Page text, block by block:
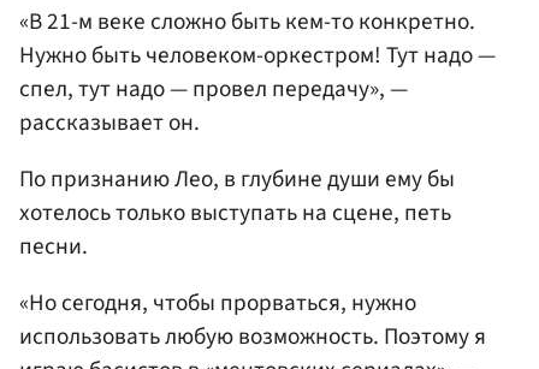
«В 21-м веке сложно быть кем-то конкретно.
Нужно быть человеком-оркестром! Тут надо —
спел, тут надо — провел передачу», —
рассказывает он.
По признанию Лео, в глубине души ему бы
хотелось только выступать на сцене, петь
песни.
«Но сегодня, чтобы прорваться, нужно
использовать любую возможность. Поэтому я